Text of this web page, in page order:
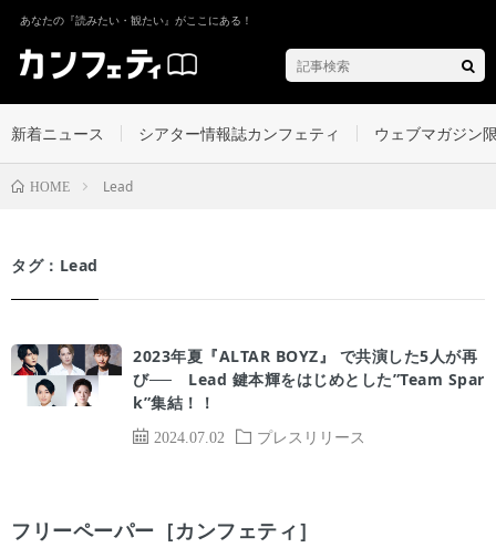
あなたの『読みたい・観たい』がここにある！
新着ニュース シアター情報誌カンフェティ ウェブマガジン
HOME Lead
タグ：Lead
2024.07.02 プレスリリース
2023年夏『ALTAR BOYZ』 で共演した5人が再
び── Lead 鍵本輝をはじめとした”Team Spar
k”集結！！
フリーペーパー［カンフェティ］